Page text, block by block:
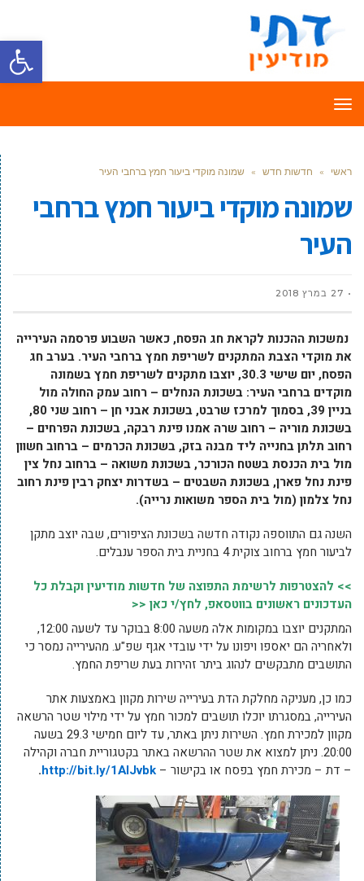
פתח
תפריט
ראשי » חדשות חדש » שמונה מוקדי ביעור חמץ ברחבי העיר
שמונה מוקדי ביעור חמץ ברחבי
העיר
27 במרץ 2018
נמשכות ההכנות לקראת חג הפסח, כאשר השבוע פרסמה העירייה
את מוקדי הצבת המתקנים לשריפת חמץ ברחבי העיר. בערב חג
הפסח, יום שישי 30.3, יוצבו מתקנים לשריפת חמץ בשמונה
מוקדים ברחבי העיר: בשכונת הנחלים – רחוב עמק החולה מול
בניין 39, בסמוך למרכז שרבט, בשכונת אבני חן – רחוב שני 80,
בשכונת מוריה – רחוב שרה אמנו פינת רבקה, בשכונת הפרחים –
רחוב תלתן בחנייה ליד מבנה בזק, בשכונת הכרמים – ברחוב חשוון
מול בית הכנסת בשטח הכורכר, בשכונת משואה – ברחוב נחל צין
פינת נחל פארן, בשכונת השבטים – בשדרות יצחק רבין פינת רחוב
נחל צלמון (מול בית הספר משואות נרייה).
השנה גם התווספה נקודה חדשה בשכונת הציפורים, שבה יוצב מתקן
לביעור חמץ ברחוב צוקית 4 בחניית בית הספר ענבלים.
>> להצטרפות לרשימת התפוצה של חדשות מודיעין וקבלת כל
העדכונים ראשונים בווטסאפ, לחץ/י כאן <<
המתקנים יוצבו במקומות אלה משעה 8:00 בבוקר עד לשעה 12:00,
ולאחריה הם יאספו ויפונו על ידי עובדי אגף שפ"ע. מהעירייה נמסר כי
התושבים מתבקשים לנהוג ביתר זהירות בעת שריפת החמץ.
כמו כן, מעניקה מחלקת הדת בעירייה שירות מקוון באמצעות אתר
העירייה, במסגרתו יוכלו תושבים למכור חמץ על ידי מילוי שטר הרשאה
מקוון למכירת חמץ. השירות ניתן באתר, עד ליום חמישי 29.3 בשעה
20:00. ניתן למצוא את שטר ההרשאה באתר בקטגוריית חברה וקהילה
– דת – מכירת חמץ בפסח או בקישור –http://bit.ly/1AIJvbk
.